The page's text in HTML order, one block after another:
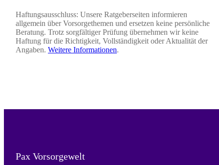
Haftungsausschluss: Unsere Ratgeberseiten informieren
allgemein über Vorsorgethemen und ersetzen keine persönliche
Beratung. Trotz sorgfältiger Prüfung übernehmen wir keine
Haftung für die Richtigkeit, Vollständigkeit oder Aktualität der
Angaben. Weitere Informationen.
Pax Vorsorgewelt